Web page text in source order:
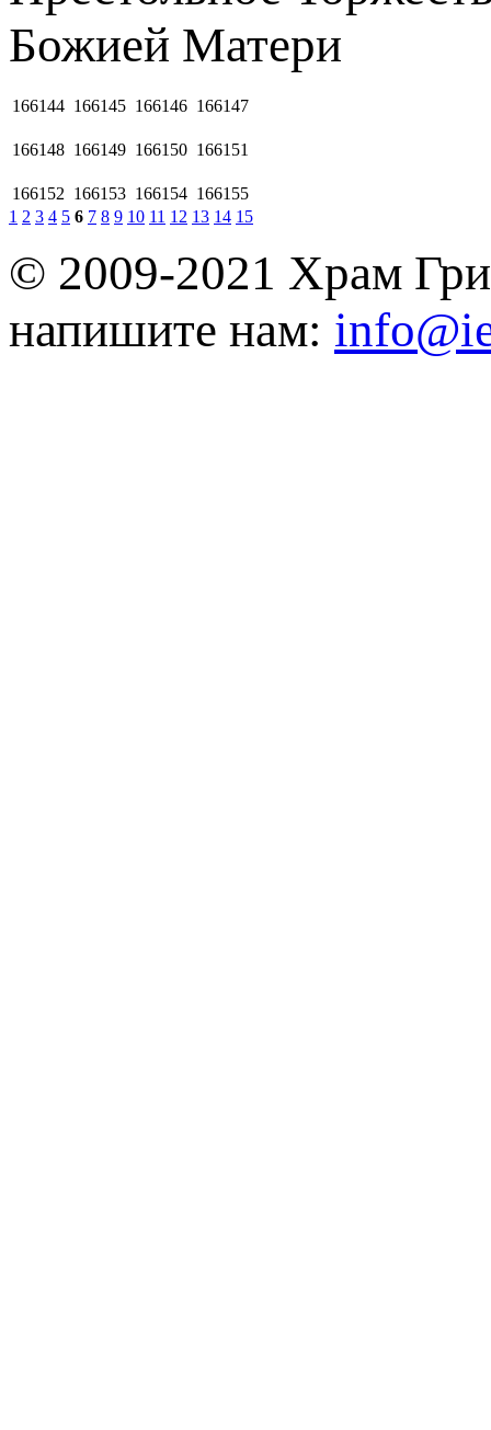
Божией Матеpи
166144 166145 166146 166147
166148 166149 166150 166151
166152 166153 166154 166155
1 2 3 4 5 6 7 8 9 10 11 12 13 14 15
© 2009-2021 Храм
напишите нам: